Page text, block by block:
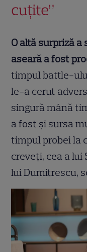
cuțite”
O altă surpriză a
aseară a fost
timpul battle-
le-a cerut
singură mână
a fost și sursa
timpul probei la
creveți, cea a lui
lui Dumitrescu,